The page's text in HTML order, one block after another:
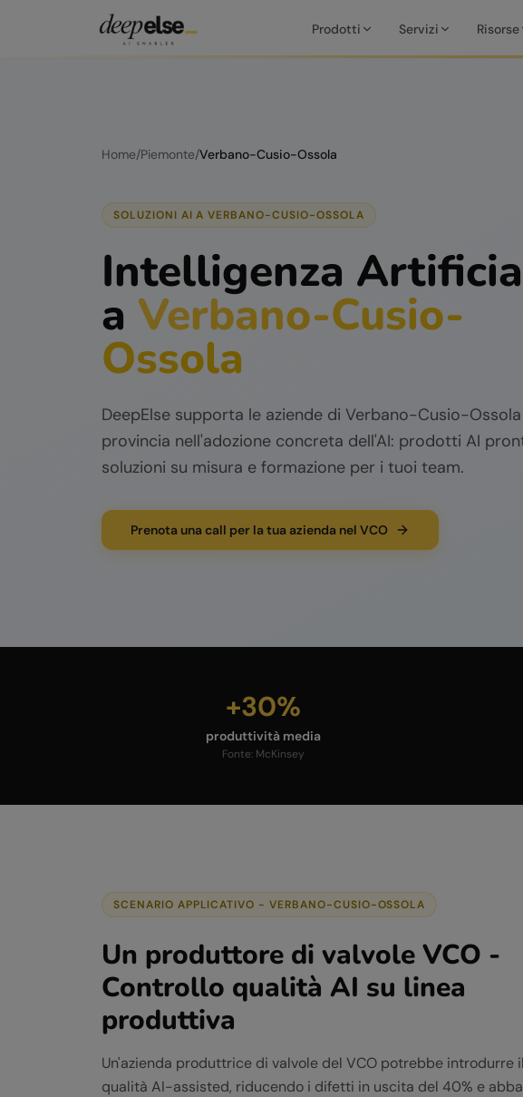
Prodotti Servizi Risorse
Home/Piemonte/Verbano-Cusio-Ossola
SOLUZIONI AI AVERBANO-CUSIO-OSSOLA
Intelligenza
a Verbano-Cusio-
Ossola
DeepElse supporta le aziende di Verbano-Cusio-Ossola
provincia nell'adozione concreta dell'AI: prodotti AI
soluzioni su misura e formazione per i tuoi team.
Prenota una call per la tua azienda nel VCO
+30%
produttività media
Fonte: McKinsey
SCENARIO APPLICATIVO -VERBANO-CUSIO-OSSOLA
Un produttore di valvole VCO -
Controllo qualità AI su linea
produttiva
Un'azienda produttrice di valvole del VCO potrebbe introdurre
qualità AI-assisted, riducendo i difetti in uscita del 40% e